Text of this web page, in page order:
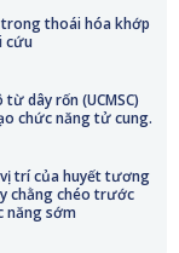
thoái hóa khớp
cứu
dây rốn (UCMSC)
chức năng tử cung.
trí của huyết tương
chằng chéo trước
năng sớm